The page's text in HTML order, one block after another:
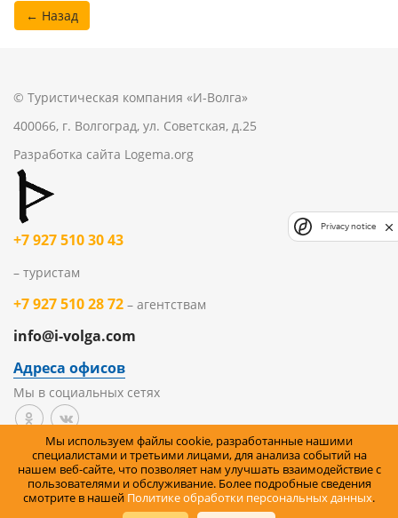
← Назад
© Туристическая компания «И-Волга»
400066, г. Волгоград, ул. Советская, д.25
Разработка сайта Logema.org
+7 927 510 30 43
– туристам
+7 927 510 28 72 – агентствам
info@i-volga.com
Адреса офисов
Мы в социальных сетях
Политика организации в отношении обработки
персональных данных на сайте
Правила возврата товара
Мы используем файлы cookie, разработанные нашими
специалистами и третьими лицами, для анализа событий на
нашем веб-сайте, что позволяет нам улучшать взаимодействие с
пользователями и обслуживание. Более подробные сведения
смотрите в нашей Политике обработки персональных данных.
Privacy notice